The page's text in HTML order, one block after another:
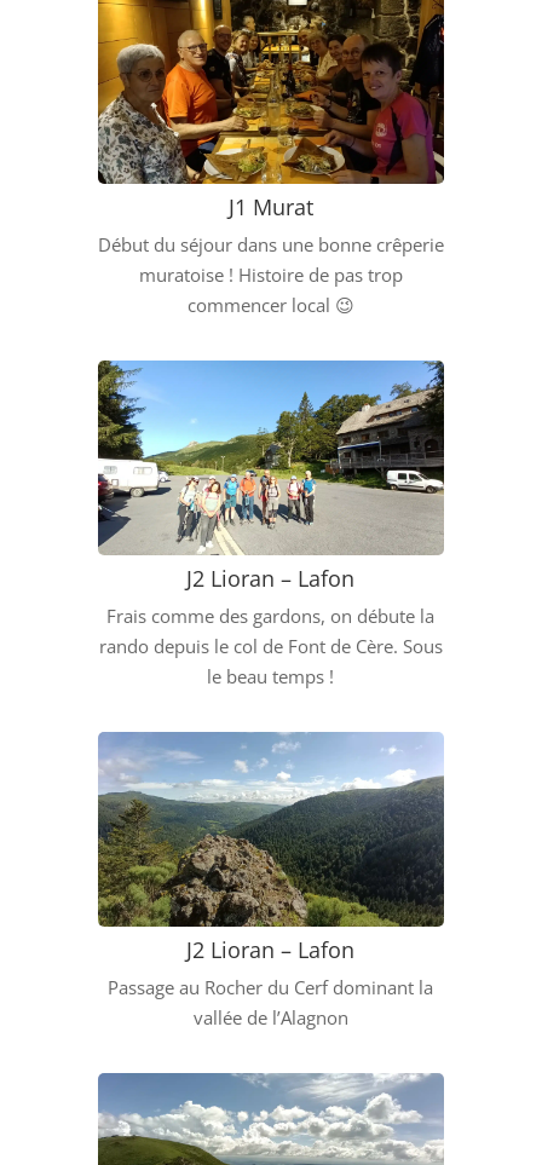
J1 Murat
Début du séjour dans une bonne crêperie
muratoise ! Histoire de pas trop
commencer local 😉
J2 Lioran – Lafon
Frais comme des gardons, on débute la
rando depuis le col de Font de Cère. Sous
le beau temps !
J2 Lioran – Lafon
Passage au Rocher du Cerf dominant la
vallée de l’Alagnon